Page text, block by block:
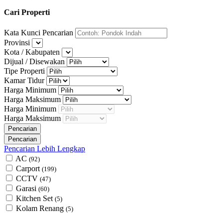
Cari Properti
Kata Kunci Pencarian
Provinsi
Kota / Kabupaten
Dijual / Disewakan
Tipe Properti
Kamar Tidur
Harga Minimum
Harga Maksimum
Harga Minimum
Harga Maksimum
Pencarian Lebih Lengkap
AC (92)
Carport (199)
CCTV (47)
Garasi (60)
Kitchen Set (5)
Kolam Renang (5)